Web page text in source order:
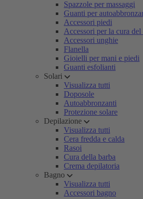
Spazzole per massaggi
Guanti per
Accessori piedi
Accessori per la cura
Accessori unghie
Flanella
Gioielli per mani e piedi
Guanti esfolianti
Solari
Visualizza tutti
Doposole
Autoabbronzanti
Protezione solare
Depilazione
Visualizza tutti
Cera fredda e calda
Rasoi
Cura della barba
Crema depilatoria
Bagno
Visualizza tutti
Accessori bagno